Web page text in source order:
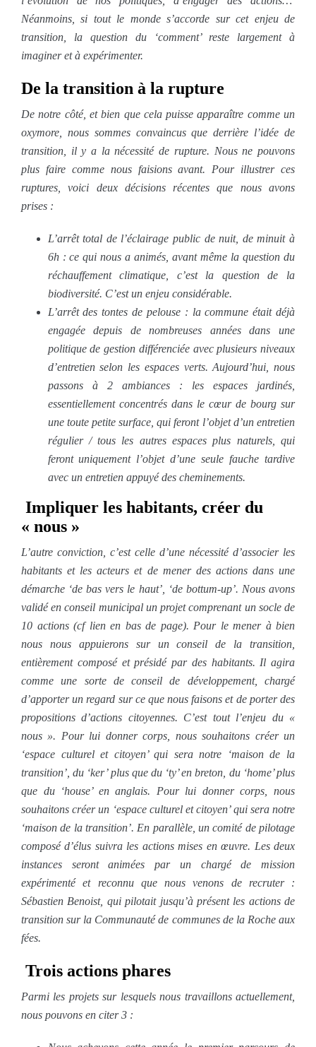
Néanmoins, si tout le monde s’accorde sur cet enjeu de
transition, la question du ‘comment’ reste largement à
imaginer et à expérimenter.
De la transition à la rupture
De notre côté, et bien que cela puisse apparaître comme un
oxymore, nous sommes convaincus que derrière l’idée de
transition, il y a la nécessité de rupture. Nous ne pouvons
plus faire comme nous faisions avant. Pour illustrer ces
ruptures, voici deux décisions récentes que nous avons
prises :
L’arrêt total de l’éclairage public de nuit, de minuit à
6h : ce qui nous a animés, avant même la question du
réchauffement climatique, c’est la question de la
biodiversité. C’est un enjeu considérable.
L’arrêt des tontes de pelouse : la commune était déjà
engagée depuis de nombreuses années dans une
politique de gestion différenciée avec plusieurs niveaux
d’entretien selon les espaces verts. Aujourd’hui, nous
passons à 2 ambiances : les espaces jardinés,
essentiellement concentrés dans le cœur de bourg sur
une toute petite surface, qui feront l’objet d’un entretien
régulier / tous les autres espaces plus naturels, qui
feront uniquement l’objet d’une seule fauche tardive
avec un entretien appuyé des cheminements.
Impliquer les habitants, créer du
« nous »
L’autre conviction, c’est celle d’une nécessité d’associer les
habitants et les acteurs et de mener des actions dans une
démarche ‘de bas vers le haut’, ‘de bottum-up’. Nous avons
validé en conseil municipal un projet comprenant un socle de
10 actions (cf lien en bas de page). Pour le mener à bien
nous nous appuierons sur un conseil de la transition,
entièrement composé et présidé par des habitants. Il agira
comme une sorte de conseil de développement, chargé
d’apporter un regard sur ce que nous faisons et de porter des
propositions d’actions citoyennes. C’est tout l’enjeu du «
nous ». Pour lui donner corps, nous souhaitons créer un
‘espace culturel et citoyen’ qui sera notre ‘maison de la
transition’, du ‘ker’ plus que du ‘ty’ en breton, du ‘home’ plus
que du ‘house’ en anglais. Pour lui donner corps, nous
souhaitons créer un ‘espace culturel et citoyen’ qui sera notre
‘maison de la transition’. En parallèle, un comité de pilotage
composé d’élus suivra les actions mises en œuvre. Les deux
instances seront animées par un chargé de mission
expérimenté et reconnu que nous venons de recruter :
Sébastien Benoist, qui pilotait jusqu’à présent les actions de
transition sur la Communauté de communes de la Roche aux
fées.
Trois actions phares
Parmi les projets sur lesquels nous travaillons actuellement,
nous pouvons en citer 3 :